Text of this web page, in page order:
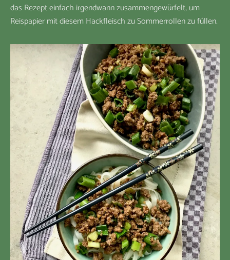
das Rezept einfach irgendwann zusammengewürfelt, um
Reispapier mit diesem Hackfleisch zu Sommerrollen zu füllen.